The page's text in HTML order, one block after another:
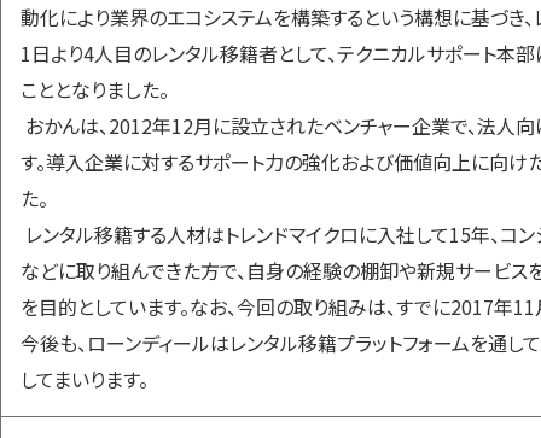
動化により業界のエコシステムを構築するという構想に基づき
1日より4人目のレンタル移籍者として、テクニカルサポート本
こととなりました。
おかんは、2012年12月に設立されたベンチャー企業で、法人
す。導入企業に対するサポート力の強化および価値向上に向
た。
レンタル移籍する人材はトレンドマイクロに入社して15年、
などに取り組んできた方で、自身の経験の棚卸や新規サービ
を目的としています。なお、今回の取り組みは、すでに2017年
今後も、ローンディールはレンタル移籍プラットフォームを通
してまいります。